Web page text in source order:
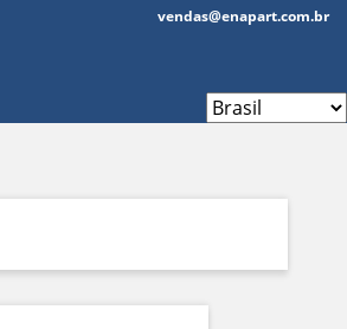
vendas@enapart.com.br